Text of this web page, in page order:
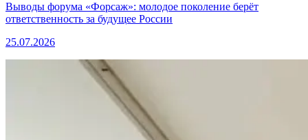
Выводы форума «Форсаж»: молодое поколение берёт
ответственность за будущее России
25.07.2026